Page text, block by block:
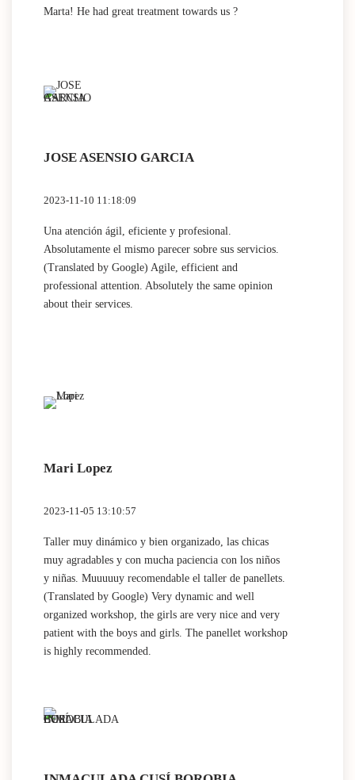
Marta! He had great treatment towards us ?
JOSE ASENSIO GARCIA
2023-11-10 11:18:09
Una atención ágil, eficiente y profesional.
Absolutamente el mismo parecer sobre sus servicios.
(Translated by Google) Agile, efficient and
professional attention. Absolutely the same opinion
about their services.
Mari Lopez
2023-11-05 13:10:57
Taller muy dinámico y bien organizado, las chicas
muy agradables y con mucha paciencia con los niños
y niñas. Muuuuuy recomendable el taller de panellets.
(Translated by Google) Very dynamic and well
organized workshop, the girls are very nice and very
patient with the boys and girls. The panellet workshop
is highly recommended.